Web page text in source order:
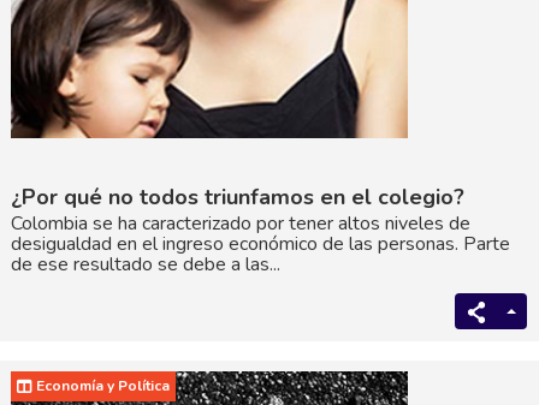
¿Por qué no todos triunfamos en el colegio?
Colombia se ha caracterizado por tener altos niveles de
desigualdad en el ingreso económico de las personas. Parte
de ese resultado se debe a las...
Economía y Política